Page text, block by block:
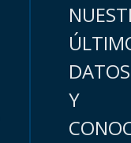
DATOS
Y